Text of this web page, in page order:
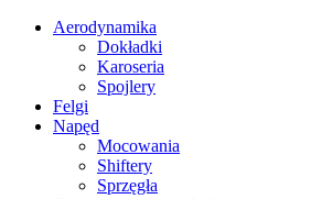
Aerodynamika
Dokładki
Karoseria
Spojlery
Felgi
Napęd
Mocowania
Shiftery
Sprzęgła